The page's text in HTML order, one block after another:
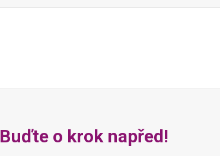
Buďte o krok napřed!